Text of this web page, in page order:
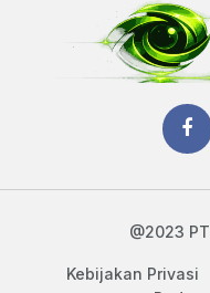
@2023
Kebijakan Privasi